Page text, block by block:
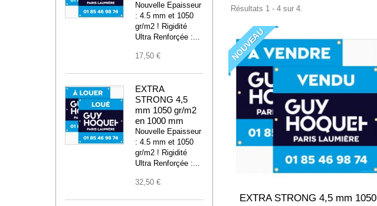
Nouvelle Epaisseur
: 4.5 mm et 1050
gr/m2 ! Rigidité
Ultra Renforçée :...
17,50 €
EXTRA
STRONG 4,5
mm 1050 gr/m2
en 1000 mm
Nouvelle Epaisseur
: 4.5 mm et 1050
gr/m2 ! Rigidité
Ultra Renforçée :...
32,50 €
Résultats 1 - 4 sur 4.
NOUVEAU
EXTRA STRONG 4,5 mm 1050